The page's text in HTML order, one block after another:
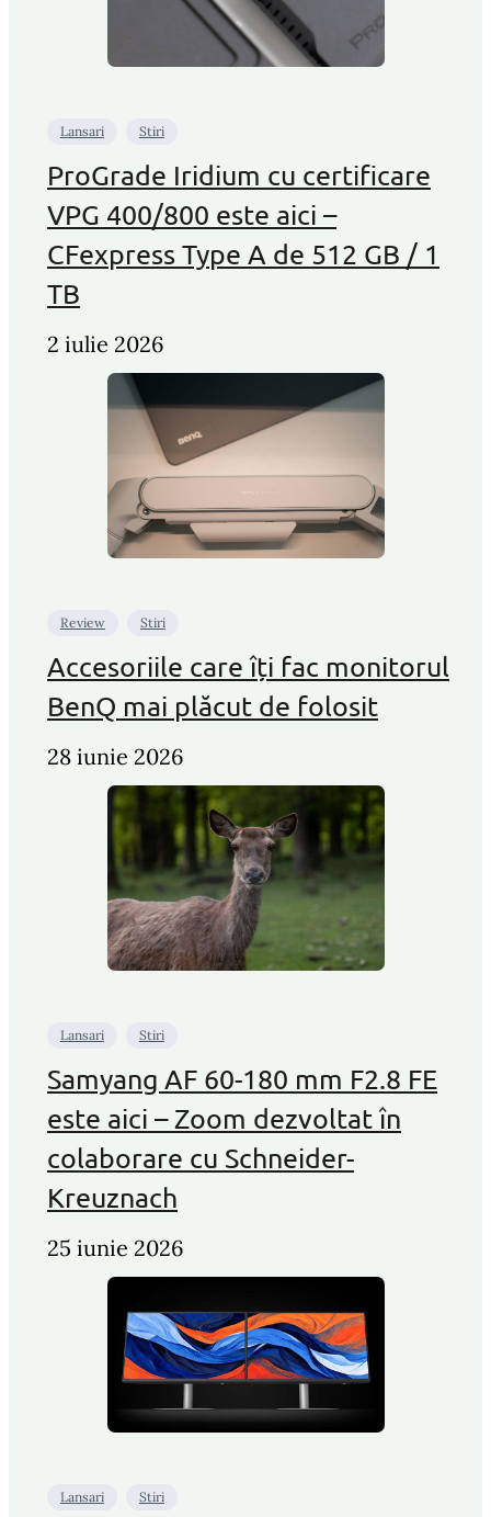
Lansari Stiri
ProGrade Iridium cu certificare
VPG 400/800 este aici –
CFexpress Type A de 512 GB / 1
TB
2 iulie 2026
Review Stiri
Accesoriile care îți fac monitorul
BenQ mai plăcut de folosit
28 iunie 2026
Lansari Stiri
Samyang AF 60-180 mm F2.8 FE
este aici – Zoom dezvoltat în
colaborare cu Schneider-
Kreuznach
25 iunie 2026
Lansari Stiri